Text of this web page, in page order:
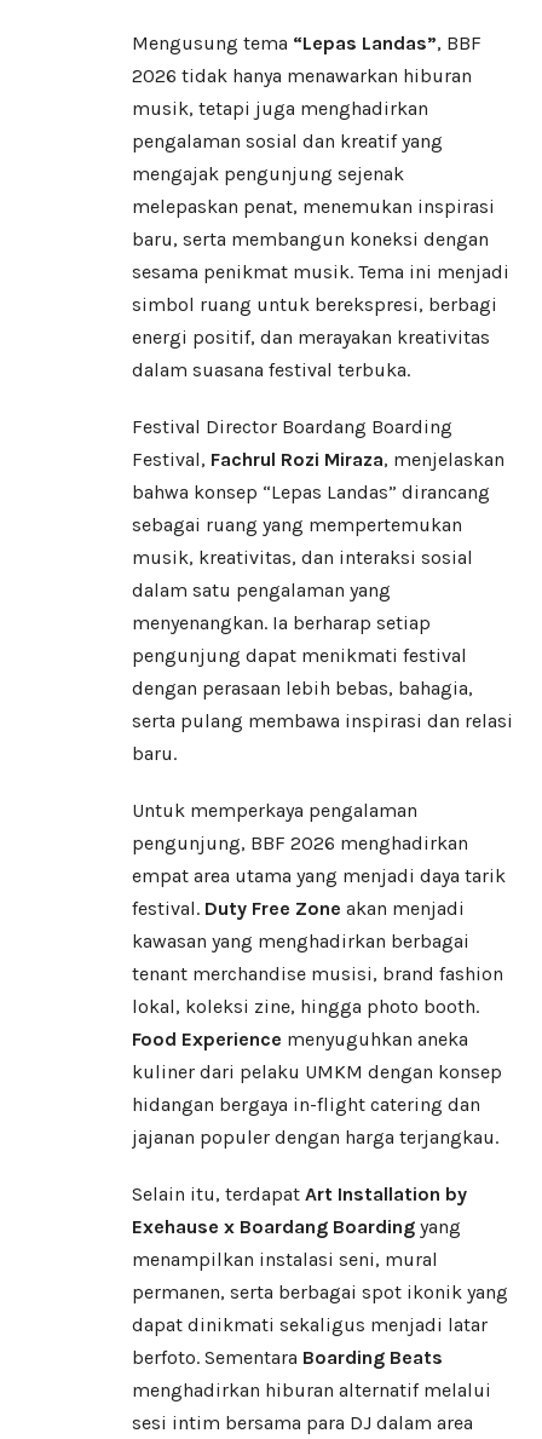
Mengusung tema “Lepas Landas”, BBF
2026 tidak hanya menawarkan hiburan
musik, tetapi juga menghadirkan
pengalaman sosial dan kreatif yang
mengajak pengunjung sejenak
melepaskan penat, menemukan inspirasi
baru, serta membangun koneksi dengan
sesama penikmat musik. Tema ini menjadi
simbol ruang untuk berekspresi, berbagi
energi positif, dan merayakan kreativitas
dalam suasana festival terbuka.
Festival Director Boardang Boarding
Festival, Fachrul Rozi Miraza, menjelaskan
bahwa konsep “Lepas Landas” dirancang
sebagai ruang yang mempertemukan
musik, kreativitas, dan interaksi sosial
dalam satu pengalaman yang
menyenangkan. Ia berharap setiap
pengunjung dapat menikmati festival
dengan perasaan lebih bebas, bahagia,
serta pulang membawa inspirasi dan relasi
baru.
Untuk memperkaya pengalaman
pengunjung, BBF 2026 menghadirkan
empat area utama yang menjadi daya tarik
festival. Duty Free Zone akan menjadi
kawasan yang menghadirkan berbagai
tenant merchandise musisi, brand fashion
lokal, koleksi zine, hingga photo booth.
Food Experience menyuguhkan aneka
kuliner dari pelaku UMKM dengan konsep
hidangan bergaya in-flight catering dan
jajanan populer dengan harga terjangkau.
Selain itu, terdapat Art Installation by
Exehause x Boardang Boarding yang
menampilkan instalasi seni, mural
permanen, serta berbagai spot ikonik yang
dapat dinikmati sekaligus menjadi latar
berfoto. Sementara Boarding Beats
menghadirkan hiburan alternatif melalui
sesi intim bersama para DJ dalam area